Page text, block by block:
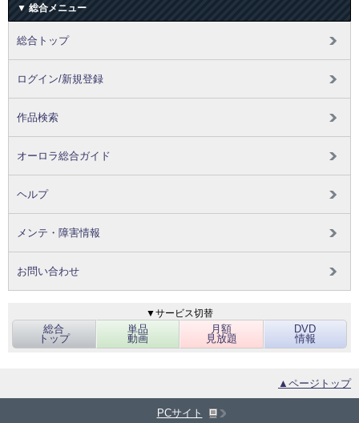
▼ 総合メニュー
総合トップ
ログイン/新規登録
作品検索
オーロラ総合ガイド
ヘルプ
メンテ・障害情報
お問い合わせ
▼サービス切替
総合
トップ
単品
動画
月額
見放題
DVD
情報
▲ページトップ
PCサイト